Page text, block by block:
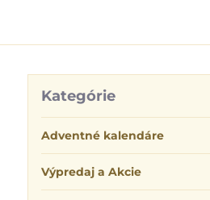
Kategórie
Adventné kalendáre
Výpredaj a Akcie